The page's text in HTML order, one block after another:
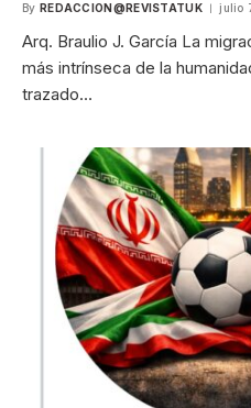
By REDACCION@REVISTATUK julio
Arq. Braulio J. García La
más intrínseca de la
trazado…